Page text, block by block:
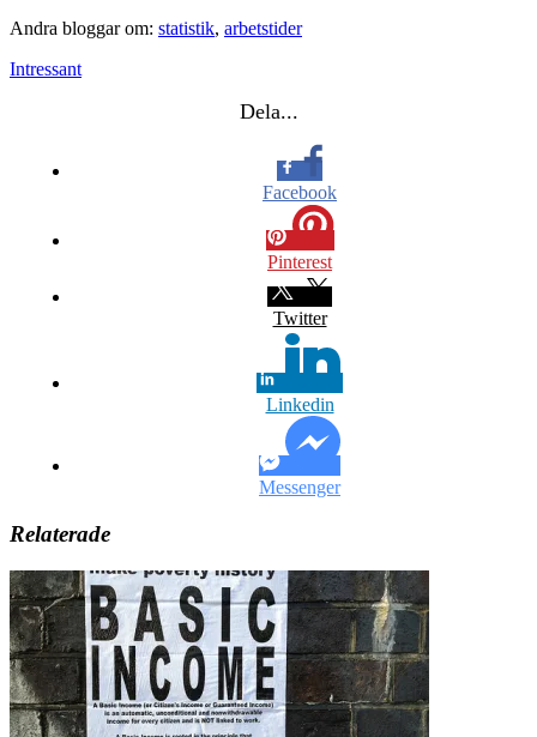
Andra bloggar om: statistik, arbetstider
Intressant
Dela...
Facebook
Pinterest
Twitter
Linkedin
Messenger
Relaterade